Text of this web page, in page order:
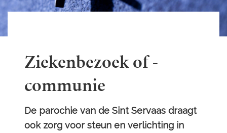
Ziekenbezoek of -
communie
De parochie van de Sint Servaas draagt
ook zorg voor steun en verlichting in